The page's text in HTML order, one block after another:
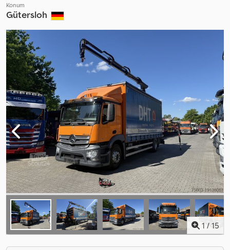
Konum
Gütersloh
1 / 15